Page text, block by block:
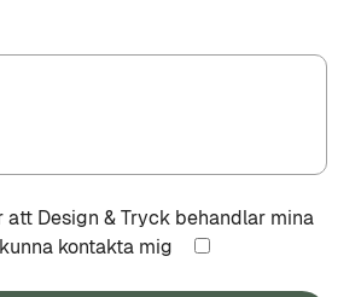
Design & Tryck behandlar mina
kontakta mig